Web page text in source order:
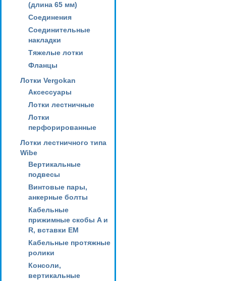
(длина 65 мм)
Соединения
Соединительные
накладки
Тяжелые лотки
Фланцы
Лотки Vergokan
Аксессуары
Лотки лестничные
Лотки
перфорированные
Лотки лестничного типа
Wibe
Вертикальные
подвесы
Винтовые пары,
анкерные болты
Кабельные
прижимные скобы A и
R, вставки EM
Кабельные протяжные
ролики
Консоли,
вертикальные